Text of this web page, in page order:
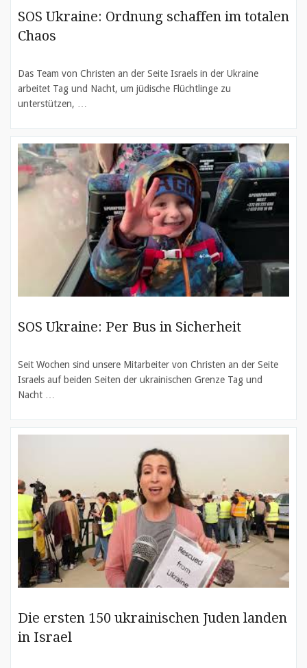
SOS Ukraine: Ordnung schaffen im totalen
Chaos
Das Team von Christen an der Seite Israels in der Ukraine
arbeitet Tag und Nacht, um jüdische Flüchtlinge zu
unterstützen, …
SOS Ukraine: Per Bus in Sicherheit
Seit Wochen sind unsere Mitarbeiter von Christen an der Seite
Israels auf beiden Seiten der ukrainischen Grenze Tag und
Nacht …
Die ersten 150 ukrainischen Juden landen
in Israel